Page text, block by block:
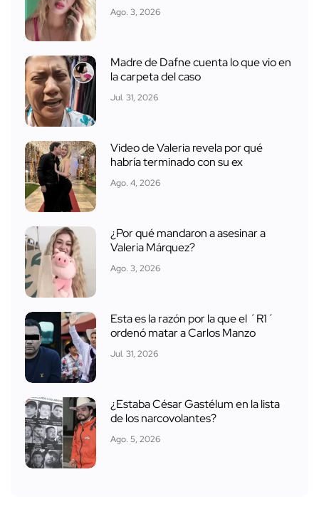
Ago. 3, 2026
Madre de Dafne cuenta lo que vio en
la carpeta del caso
Jul. 31, 2026
Video de Valeria revela por qué
habría terminado con su ex
Ago. 4, 2026
¿Por qué mandaron a asesinar a
Valeria Márquez?
Ago. 3, 2026
Esta es la razón por la que el ´R1´
ordenó matar a Carlos Manzo
Jul. 31, 2026
¿Estaba César Gastélum en la lista
de los narcovolantes?
Ago. 5, 2026